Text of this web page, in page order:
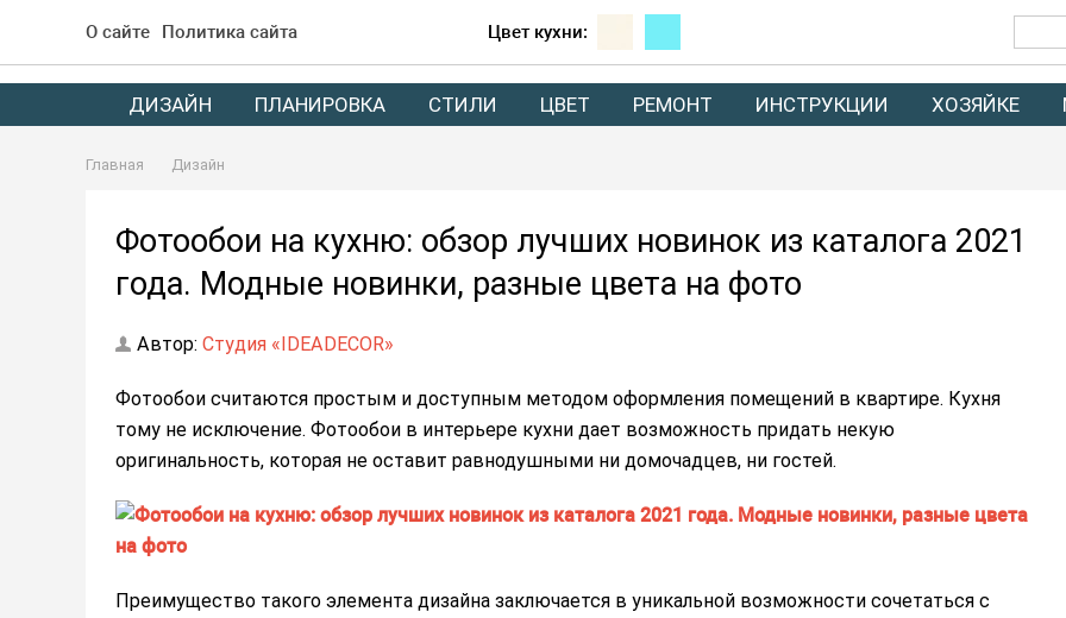
О сайте Политика сайта Цвет кухни:
ДИЗАЙН ПЛАНИРОВКА СТИЛИ ЦВЕТ РЕМОНТ ИНСТРУКЦИИ ХОЗЯЙКЕ
Главная Дизайн
Фотообои на кухню: обзор лучших новинок из каталога 2021
года. Модные новинки, разные цвета на фото
Автор: Студия «IDEADECOR»
Фотообои считаются простым и доступным методом оформления помещений в квартире. Кухня
тому не исключение. Фотообои в интерьере кухни дает возможность придать некую
оригинальность, которая не оставит равнодушными ни домочадцев, ни гостей.
Преимущество такого элемента дизайна заключается в уникальной возможности сочетаться с